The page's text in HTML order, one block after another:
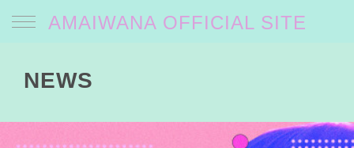
AMAIWANA OFFICIAL SITE
NEWS